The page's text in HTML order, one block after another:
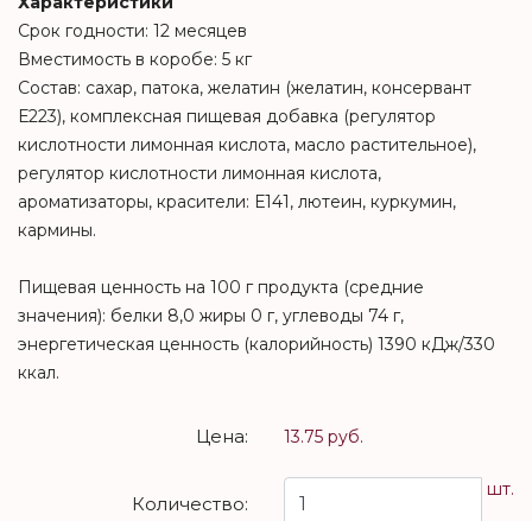
Срок годности: 12 месяцев
Вместимость в коробе: 5 кг
Состав: сахар, патока, желатин (желатин, консервант
Е223), комплексная пищевая добавка (регулятор
кислотности лимонная кислота, масло растительное),
регулятор кислотности лимонная кислота,
ароматизаторы, красители: Е141, лютеин, куркумин,
кармины.
Пищевая ценность на 100 г продукта (средние
значения): белки 8,0 жиры 0 г, углеводы 74 г,
энергетическая ценность (калорийность) 1390 кДж/330
ккал.
Цена: 13.75 руб.
Количество:
шт.